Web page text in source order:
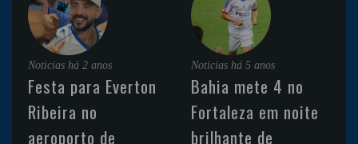
Noticias há 2 anos
Festa para Everton
Ribeira no
aeroporto de
Noticias há 5 anos
Bahia mete 4 no
Fortaleza em noite
brilhante de